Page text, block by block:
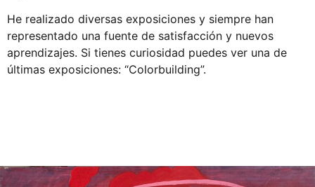
He realizado diversas exposiciones y siempre han
representado una fuente de satisfacción y nuevos
aprendizajes. Si tienes curiosidad puedes ver una de
últimas exposiciones: “Colorbuilding”.